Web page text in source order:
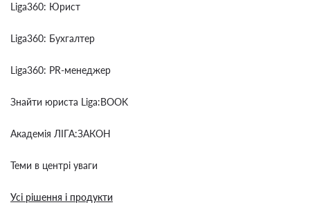
Liga360: Юрист
Liga360: Бухгалтер
Liga360: PR-менеджер
Знайти юриста Liga:BOOK
Академія ЛІГА:ЗАКОН
Теми в центрі уваги
Усі рішення і продукти